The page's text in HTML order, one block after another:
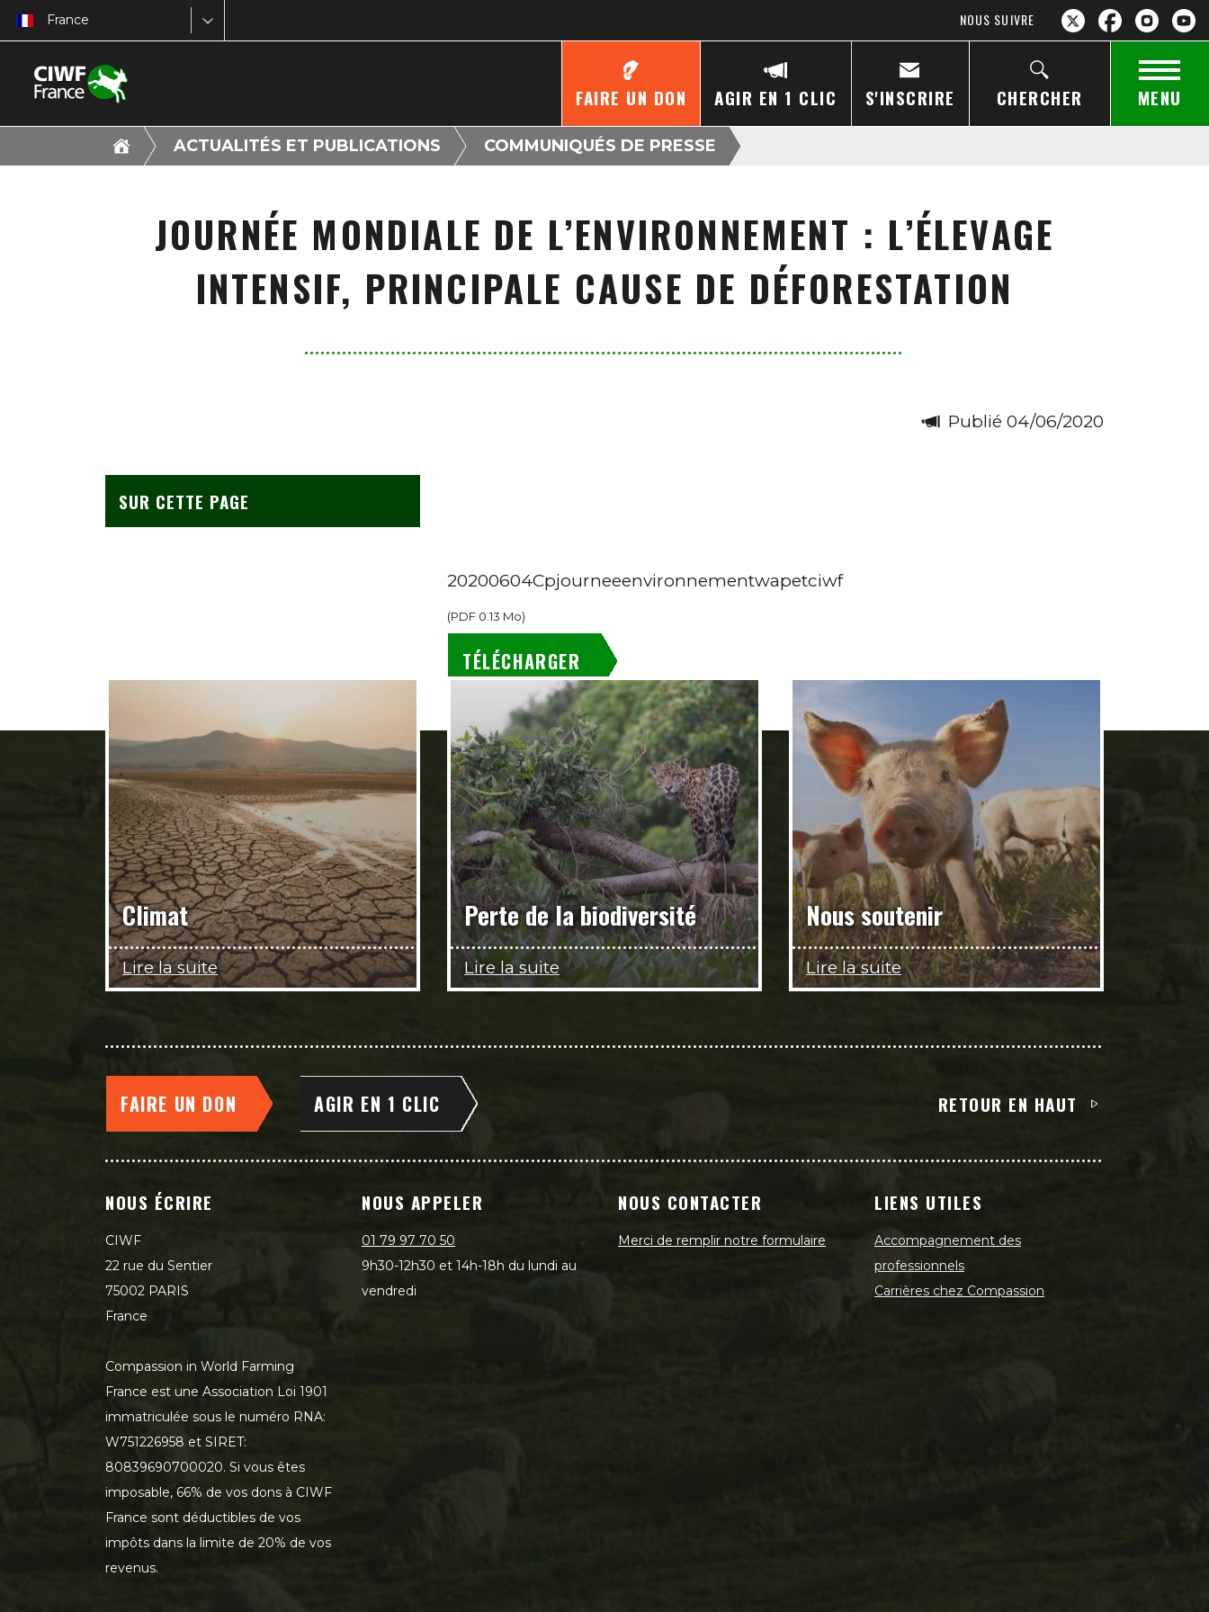
France NOUS SUIVRE
FAIRE UN DON AGIR EN 1 CLIC S'INSCRIRE CHERCHER MENU
ACTUALITÉS ET PUBLICATIONS COMMUNIQUÉS DE PRESSE
JOURNÉE MONDIALE DE L’ENVIRONNEMENT : L’ÉLEVAGE
INTENSIF, PRINCIPALE CAUSE DE DÉFORESTATION
Publié 04/06/2020
SUR CETTE PAGE
20200604Cpjourneeenvironnementwapetciwf
(PDF 0.13 Mo)
TÉLÉCHARGER
Climat
Lire la suite
Perte de la biodiversité
Lire la suite
Nous soutenir
Lire la suite
FAIRE UN DON AGIR EN 1 CLIC RETOUR EN HAUT
NOUS ÉCRIRE
CIWF
22 rue du Sentier
75002 PARIS
France
Compassion in World Farming
France est une Association Loi 1901
immatriculée sous le numéro RNA:
W751226958 et SIRET:
80839690700020. Si vous êtes
imposable, 66% de vos dons à CIWF
France sont déductibles de vos
impôts dans la limite de 20% de vos
revenus.
NOUS APPELER
01 79 97 70 50
9h30-12h30 et 14h-18h du lundi au
vendredi
NOUS CONTACTER
Merci de remplir notre formulaire
LIENS UTILES
Accompagnement des
professionnels
Carrières chez Compassion